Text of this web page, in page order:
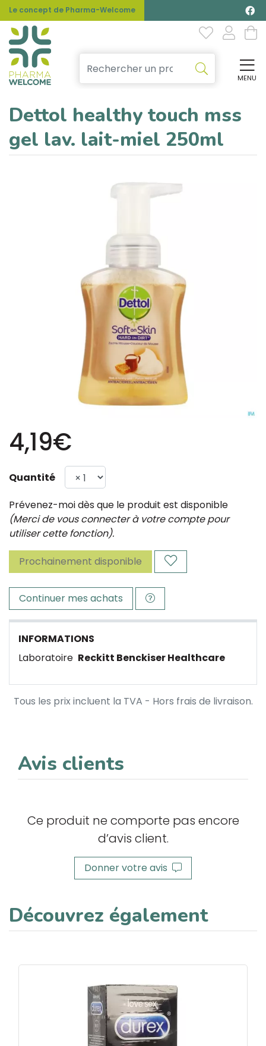
Le concept de Pharma-Welcome
MENU
Dettol healthy touch mss
gel lav. lait-miel 250ml
4,19€
Quantité
Prévenez-moi dès que le produit est disponible
(Merci de vous connecter à votre compte pour
utiliser cette fonction).
Prochainement disponible
Continuer mes achats
INFORMATIONS
Laboratoire Reckitt Benckiser Healthcare
Tous les prix incluent la TVA - Hors frais de livraison.
Avis clients
Ce produit ne comporte pas encore
d’avis client.
Donner votre avis
Découvrez également